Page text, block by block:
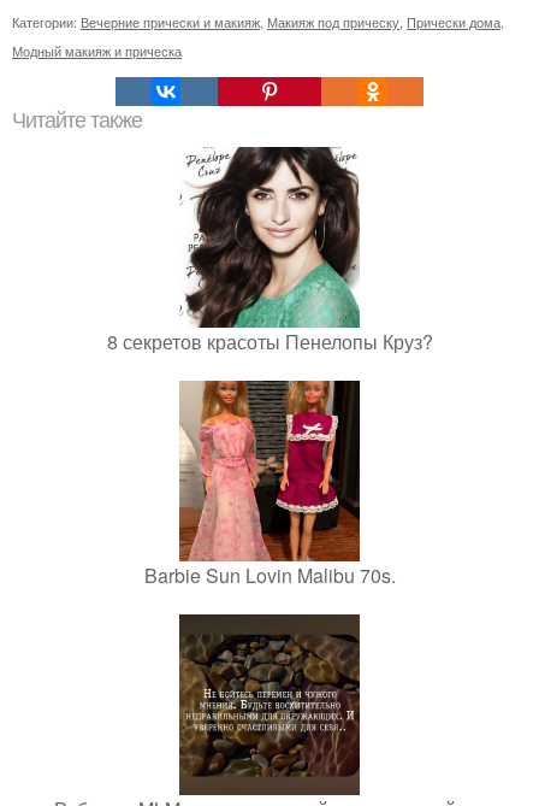
Категории: Вечерние прически и макияж Макияж под прическу Прически дома
Модный макияж и прическа
Читайте также
8 секретов красоты Пенелопы Круз?
Barbie Sun Lovin Malibu 70s.